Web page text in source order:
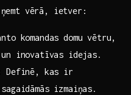
vērā, ietver:
komandas domu vētru,‍
inovatīvas idejas.
⁣Definē, kas ir
izmaiņas.